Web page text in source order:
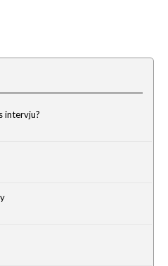
intervju?